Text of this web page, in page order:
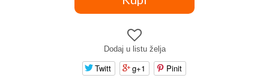
Dodaj u listu želja
Twitt g+1 Pinit